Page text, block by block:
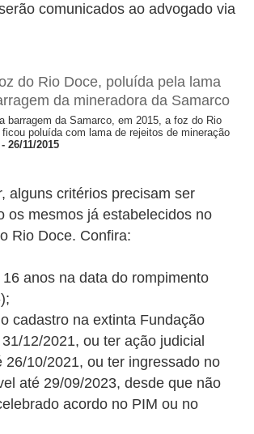
comunicados ao advogado via
barragem da Samarco, em 2015, a foz do Rio
poluída com lama de rejeitos de mineração
26/11/2015
alguns critérios precisam ser
os mesmos já estabelecidos no
Rio Doce. Confira:
anos na data do rompimento
cadastro na extinta Fundação
12/2021, ou ter ação judicial
26/10/2021, ou ter ingressado no
até 29/09/2023, desde que não
acordo no PIM ou no